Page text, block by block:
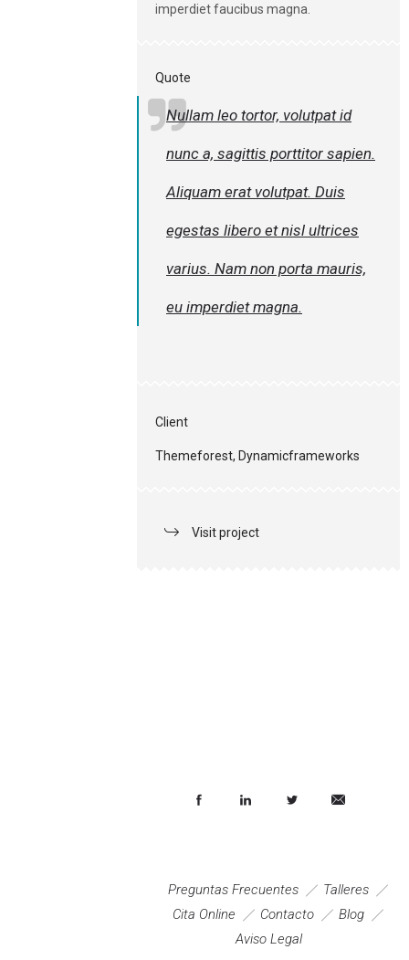
imperdiet faucibus magna.
Quote
Nullam leo tortor, volutpat id
nunc a, sagittis porttitor sapien.
Aliquam erat volutpat. Duis
egestas libero et nisl ultrices
varius. Nam non porta mauris,
eu imperdiet magna.
Client
Themeforest, Dynamicframeworks
Visit project
Preguntas Frecuentes
Talleres
Cita Online
Contacto
Blog
Aviso Legal